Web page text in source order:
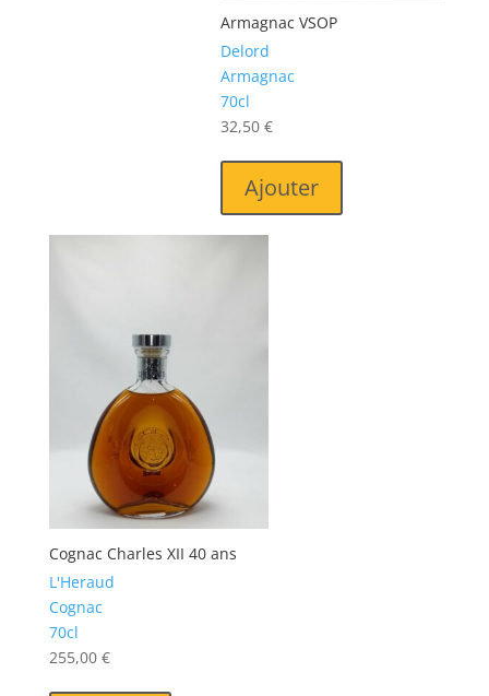
Armagnac VSOP
Delord
Armagnac
70cl
32,50 €
Ajouter
Cognac Charles XII 40 ans
L'Heraud
Cognac
70cl
255,00 €